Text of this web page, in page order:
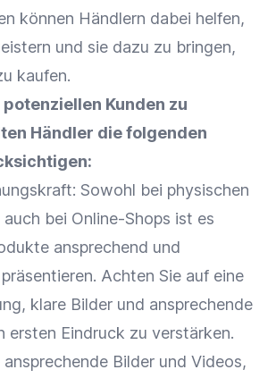
können Händlern dabei helfen,
und sie dazu zu bringen,
kaufen.
potenziellen Kunden zu
Händler die folgenden
Sowohl bei physischen
auch bei Online-Shops ist es
ansprechend und
Achten Sie auf eine
, klare Bilder und ansprechende
ersten Eindruck zu verstärken.
Bilder und Videos,